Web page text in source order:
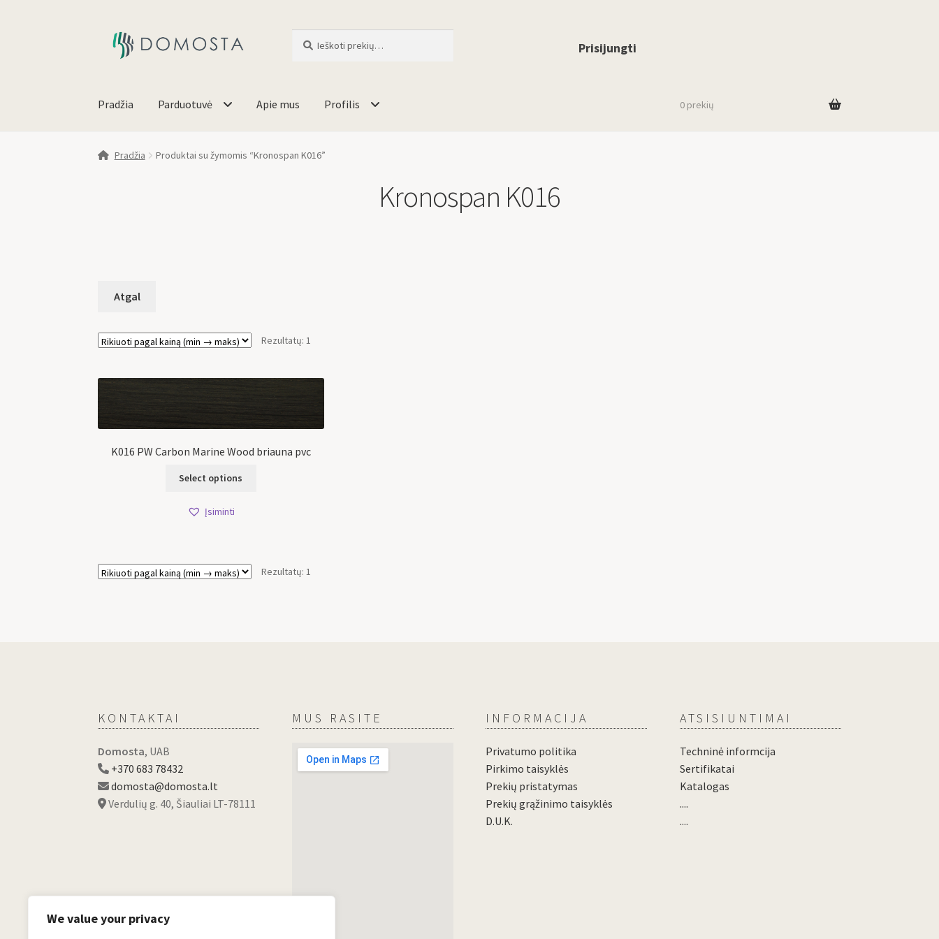
We value your privacy
Prisijungti
Pradžia Parduotuvė Apie mus Profilis 0 prekių
Pradžia Produktai su žymomis “Kronospan K016”
Kronospan K016
Rezultatų: 1
K016 PW Carbon Marine Wood briauna pvc
Select options
Įsiminti
Rezultatų: 1
KONTAKTAI
Domosta, UAB
+370 683 78432
domosta@domosta.lt
Verdulių g. 40, Šiauliai LT-78111
MUS RASITE INFORMACIJA
Privatumo politika
Pirkimo taisyklės
Prekių pristatymas
Prekių grąžinimo taisyklės
D.U.K.
ATSISIUNTIMAI
Techninė informcija
Sertifikatai
Katalogas
....
....